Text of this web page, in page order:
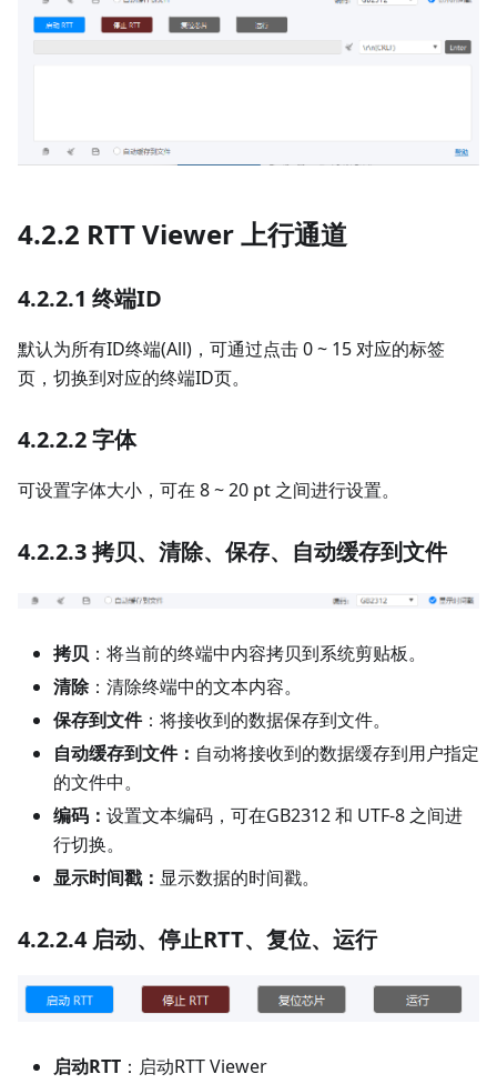
4.2.2 RTT Viewer 上行通道
4.2.2.1 终端ID
默认为所有ID终端(All)，可通过点击 0 ~ 15 对应的标签
页，切换到对应的终端ID页。
4.2.2.2 字体
可设置字体大小，可在 8 ~ 20 pt 之间进行设置。
4.2.2.3 拷贝、清除、保存、自动缓存到文件
拷贝 ：将当前的终端中内容拷贝到系统剪贴板。
清除：清除终端中的文本内容。
保存到文件：将接收到的数据保存到文件。
自动缓存到文件： 自动将接收到的数据缓存到用户指定
的文件中。
编码： 设置文本编码，可在GB2312 和 UTF-8 之间进
行切换。
显示时间戳： 显示数据的时间戳。
4.2.2.4 启动、停止RTT、复位、运行
启动RTT ：启动RTT Viewer